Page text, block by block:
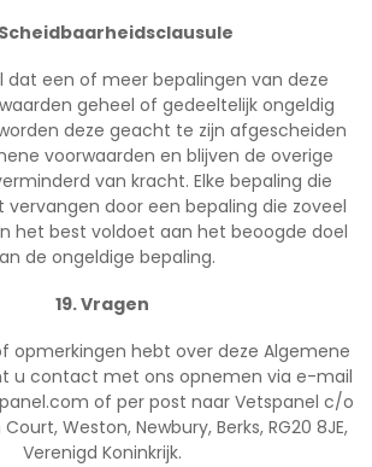
Scheidbaarheidsclausule
dat een of meer bepalingen van deze
geheel of gedeeltelijk ongeldig
deze geacht te zijn afgescheiden
voorwaarden en blijven de overige
van kracht. Elke bepaling die
vervangen door een bepaling die zoveel
het best voldoet aan het beoogde doel
de ongeldige bepaling.
19. Vragen
opmerkingen hebt over deze Algemene
u contact met ons opnemen via e-mail
of per post naar Vetspanel c/o
Weston, Newbury, Berks, RG20 8JE,
Verenigd Koninkrijk.